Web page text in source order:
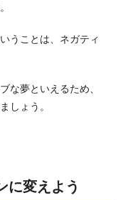
うことは、ネガティ
な夢といえるため、
しょう。
に変えよう